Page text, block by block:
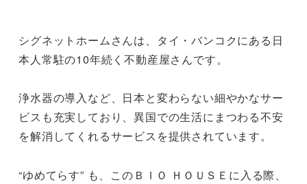
シグネットホームさんは、タイ・バンコクにある日
本人常駐の10年続く不動産屋さんです。
浄水器の導入など、日本と変わらない細やかなサー
ビスも充実しており、異国での生活にまつわる不安
を解消してくれるサービスを提供されています。
“ゆめてらす” も、このＢＩＯ ＨＯＵＳＥに入る際、